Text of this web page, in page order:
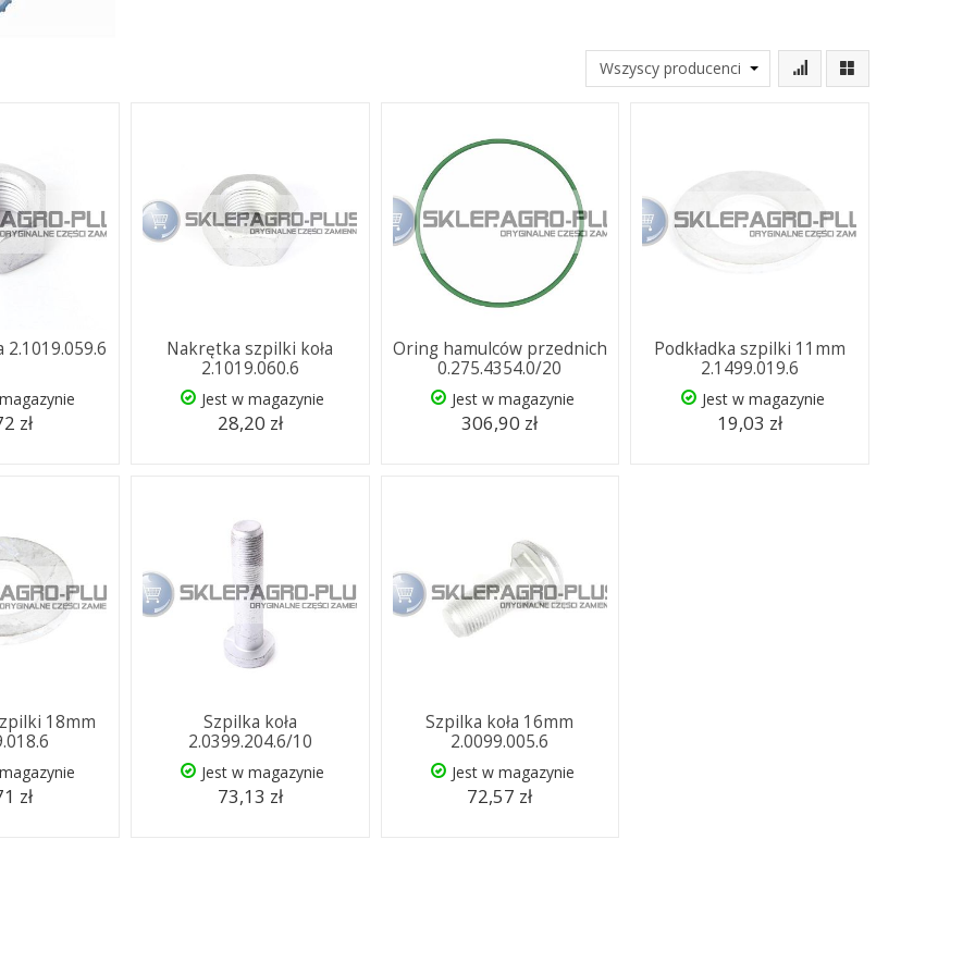
2.1019.059.6
zł
Nakrętka szpilki koła
2.1019.060.6
Jest w magazynie
28,20 zł
Oring hamulców przednich
0.275.4354.0/20
Jest w magazynie
306,90 zł
Podkładka szpilki 11mm
2.1499.019.6
Jest w magazynie
19,03 zł
18mm
zł
Szpilka koła
2.0399.204.6/10
Jest w magazynie
73,13 zł
Szpilka koła 16mm
2.0099.005.6
Jest w magazynie
72,57 zł